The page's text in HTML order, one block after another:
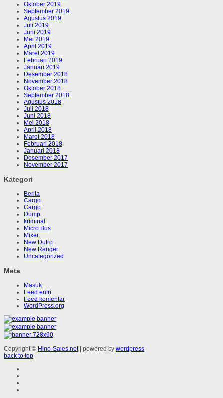
Oktober 2019
September 2019
Agustus 2019
Juli 2019
Juni 2019
Mei 2019
April 2019
Maret 2019
Februari 2019
Januari 2019
Desember 2018
November 2018
Oktober 2018
September 2018
Agustus 2018
Juli 2018
Juni 2018
Mei 2018
April 2018
Maret 2018
Februari 2018
Januari 2018
Desember 2017
November 2017
Kategori
Berita
Cargo
Cargo
Dump
kriminal
Micro Bus
Mixer
New Dutro
New Ranger
Uncategorized
Meta
Masuk
Feed entri
Feed komentar
WordPress.org
Copyright © Hino-Sales.net| powered by wordpress
back to top